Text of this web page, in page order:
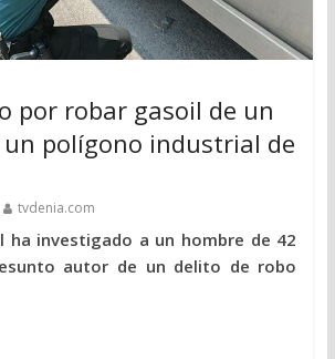
por robar gasoil de un
polígono industrial de
tvdenia.com
ha investigado a un hombre de 42
autor de un delito de robo